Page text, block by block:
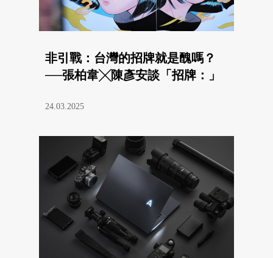
非引戰：台灣的招牌就是醜嗎？
──張柏韋╳陳彥安談「招牌：」
24.03.2025